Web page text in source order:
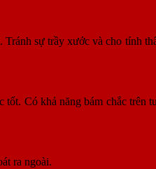
sự trầy xước và cho tính
Có khả năng bám chắc trên
ra ngoài.